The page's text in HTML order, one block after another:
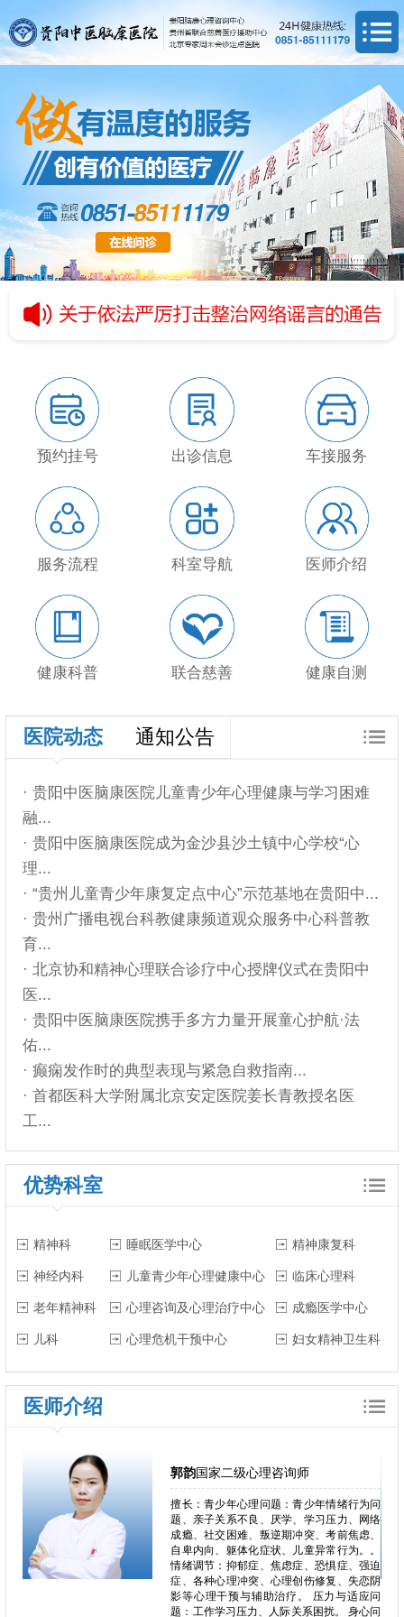
预约挂号 出诊信息 车接服务
服务流程 科室导航 医师介绍
健康科普 联合慈善 健康自测
医院动态 通知公告
· 贵阳中医脑康医院儿童青少年心理健康与学习困难
融...
· 贵阳中医脑康医院成为金沙县沙土镇中心学校“心
理...
· “贵州儿童青少年康复定点中心”示范基地在贵阳中...
· 贵州广播电视台科教健康频道观众服务中心科普教
育...
· 北京协和精神心理联合诊疗中心授牌仪式在贵阳中
医...
· 贵阳中医脑康医院携手多方力量开展童心护航·法
佑...
· 癫痫发作时的典型表现与紧急自救指南...
· 首都医科大学附属北京安定医院姜长青教授名医
工...
优势科室
精神科 睡眠医学中心 精神康复科
神经内科 儿童青少年心理健康中心 临床心理科
老年精神科 心理咨询及心理治疗中心 成瘾医学中心
儿科 心理危机干预中心 妇女精神卫生科
医师介绍
问
郭韵国家二级心理咨询师
擅长：青少年心理问题：青少年情绪行为问
题、亲子关系不良、厌学、学习压力、网络
成瘾、社交困难、叛逆期冲突、考前焦虑、
自卑内向、躯体化症状、儿童异常行为。。
情绪调节：抑郁症、焦虑症、恐惧症、强迫
症、各种心理冲突、心理创伤修复、失恋阴
影等心理干预与辅助治疗。 压力与适应问
题：工作学习压力、人际关系困扰。 身心问